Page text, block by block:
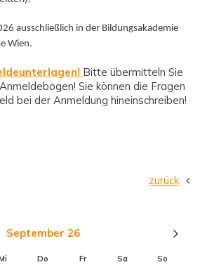
ausschließlich in der Bildungsakademie
Wien.
Bitte übermitteln Sie
Sie können die Fragen
bei der Anmeldung hineinschreiben!
zurück
September 26
Do Fr Sa So